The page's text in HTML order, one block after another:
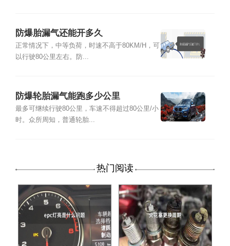
防爆胎漏气还能开多久
正常情况下，中等负荷，时速不高于80KM/H，可
以行驶80公里左右。防...
防爆轮胎漏气能跑多少公里
最多可继续行驶80公里，车速不得超过80公里/小
时。众所周知，普通轮胎...
热门阅读